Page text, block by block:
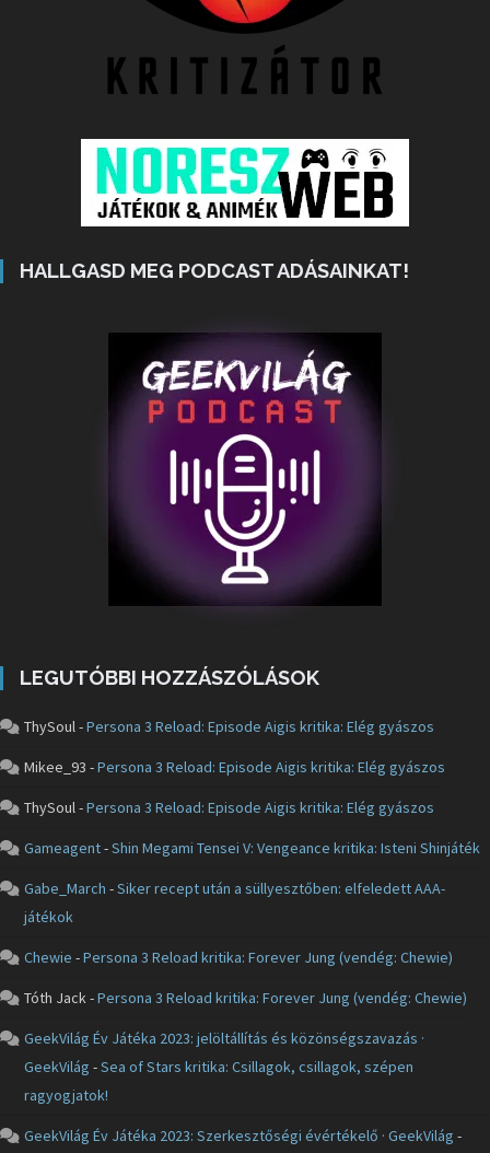
HALLGASD MEG PODCAST ADÁSAINKAT!
LEGUTÓBBI HOZZÁSZÓLÁSOK
ThySoul-Persona 3 Reload: Episode Aigis kritika: Elég gyászos
Mikee_93 -Persona 3 Reload: Episode Aigis kritika: Elég gyászos
ThySoul-Persona 3 Reload: Episode Aigis kritika: Elég gyászos
Gameagent-Shin Megami Tensei V: Vengeance kritika: Isteni Shinjáték
Gabe_March -Siker recept után a süllyesztőben: elfeledett AAA-
játékok
Chewie -Persona 3 Reload kritika: Forever Jung (vendég: Chewie)
Tóth Jack-Persona 3 Reload kritika: Forever Jung (vendég: Chewie)
GeekVilág Év Játéka 2023: jelöltállítás és közönségszavazás ·
GeekVilág -Sea of Stars kritika: Csillagok, csillagok, szépen
ragyogjatok!
GeekVilág Év Játéka 2023: Szerkesztőségi évértékelő · GeekVilág -